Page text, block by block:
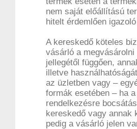
nem saját előállítású
hitelt érdemlően
A kereskedő köteles
vásárló a
jellegétől függően,
illetve
az üzletben vagy –
formák esetében – ha
rendelkezésre
kereskedő vagy annak
pedig a vásárló jelen